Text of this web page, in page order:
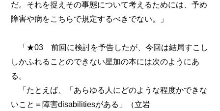
だ。それを捉えその事態について考えるためには、予め
障害や病をこちらで規定するべきでない。」
「★03 前回に検討を予告したが、今回は結局すこし
しかふれることのできない星加の本には次のようにあ
る。
「たとえば、「あらゆる人にどのような程度かできな
いこと＝障害disabilitiesがある」（立岩